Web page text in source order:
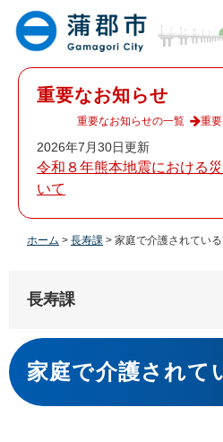
重要なお知らせ
2026年7月30日更新
令和８年熊本地震における
いて
重要なお知らせの一覧 重
ホーム > 長寿課 > 家庭で介護されてい
長寿課
本
文
家庭で介護されて